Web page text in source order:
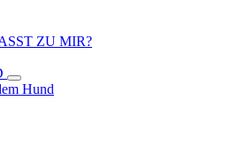
ZU MIR?
Hund